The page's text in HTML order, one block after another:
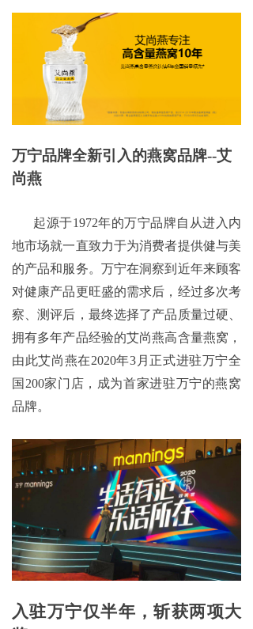
万宁品牌全新引入的燕窝品牌--艾
尚燕
起源于1972年的万宁品牌自从进入内
地市场就一直致力于为消费者提供健与美
的产品和服务。万宁在洞察到近年来顾客
对健康产品更旺盛的需求后，经过多次考
察、测评后，最终选择了产品质量过硬、
拥有多年产品经验的艾尚燕高含量燕窝，
由此艾尚燕在2020年3月正式进驻万宁全
国200家门店，成为首家进驻万宁的燕窝
品牌。
入驻万宁仅半年，斩获两项大